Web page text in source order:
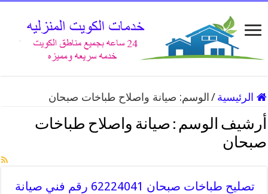
الرئيسية / الوسم: صيانة واصلاح طباخات صبحان
أرشيف الوسم : صيانة واصلاح طباخات
صبحان
تصليح طباخات صبحان 62224041 رقم فني صيانة